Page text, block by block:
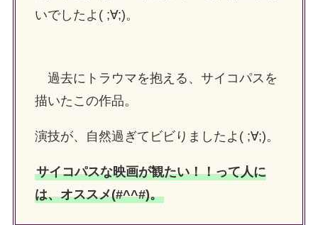
いでしたよ( ;∀;)。
過去にトラウマを抱える、サイコパスを
描いたこの作品。
演技が、自然過ぎてビビりましたよ( ;∀;)。
サイコパスな映画が観たい！！って人に
は、オススメ(#^^#)。